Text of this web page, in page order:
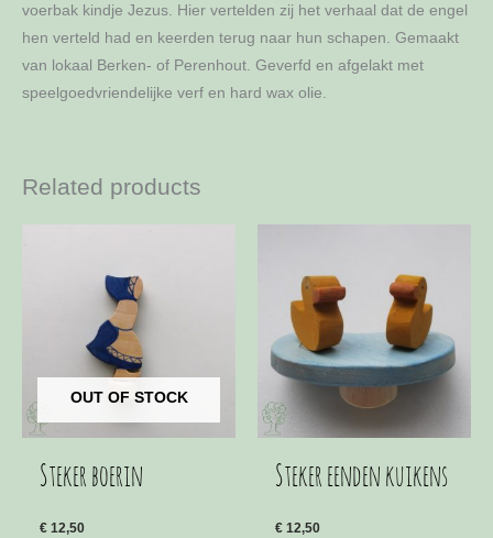
voerbak kindje Jezus. Hier vertelden zij het verhaal dat de engel
hen verteld had en keerden terug naar hun schapen. Gemaakt
van lokaal Berken- of Perenhout. Geverfd en afgelakt met
speelgoedvriendelijke verf en hard wax olie.
Related products
OUT OF STOCK
Steker boerin
€ 12,50
Steker eenden kuikens
€ 12,50